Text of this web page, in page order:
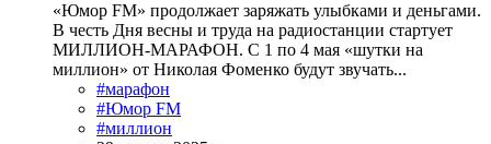
«Юмор FM» продолжает заряжать улыбками и деньгами.
В честь Дня весны и труда на радиостанции стартует
МИЛЛИОН-МАРАФОН. С 1 по 4 мая «шутки на
миллион» от Николая Фоменко будут звучать...
#марафон
#Юмор FM
#миллион